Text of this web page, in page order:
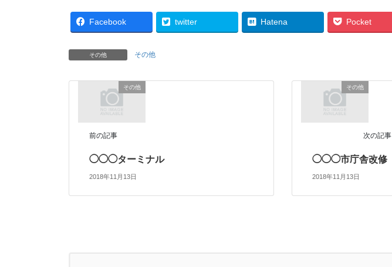
Facebook twitter Hatena Pocket
その他 その他
その他
前の記事
◯◯◯ターミナル
2018年11月13日
その他
次の記事
◯◯◯市庁舎改修
2018年11月13日